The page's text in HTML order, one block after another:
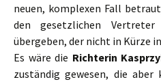
neuen, komplexen Fall
den gesetzlichen
übergeben, der nicht in Kürze
Es wäre die Richterin
zuständig gewesen, die